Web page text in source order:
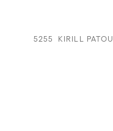
5255 KIRILL PATOU